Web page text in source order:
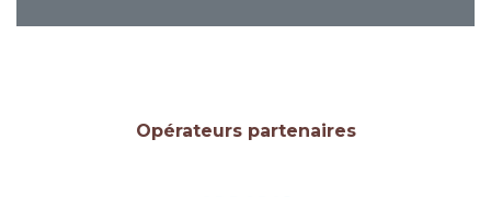
Opérateurs partenaires